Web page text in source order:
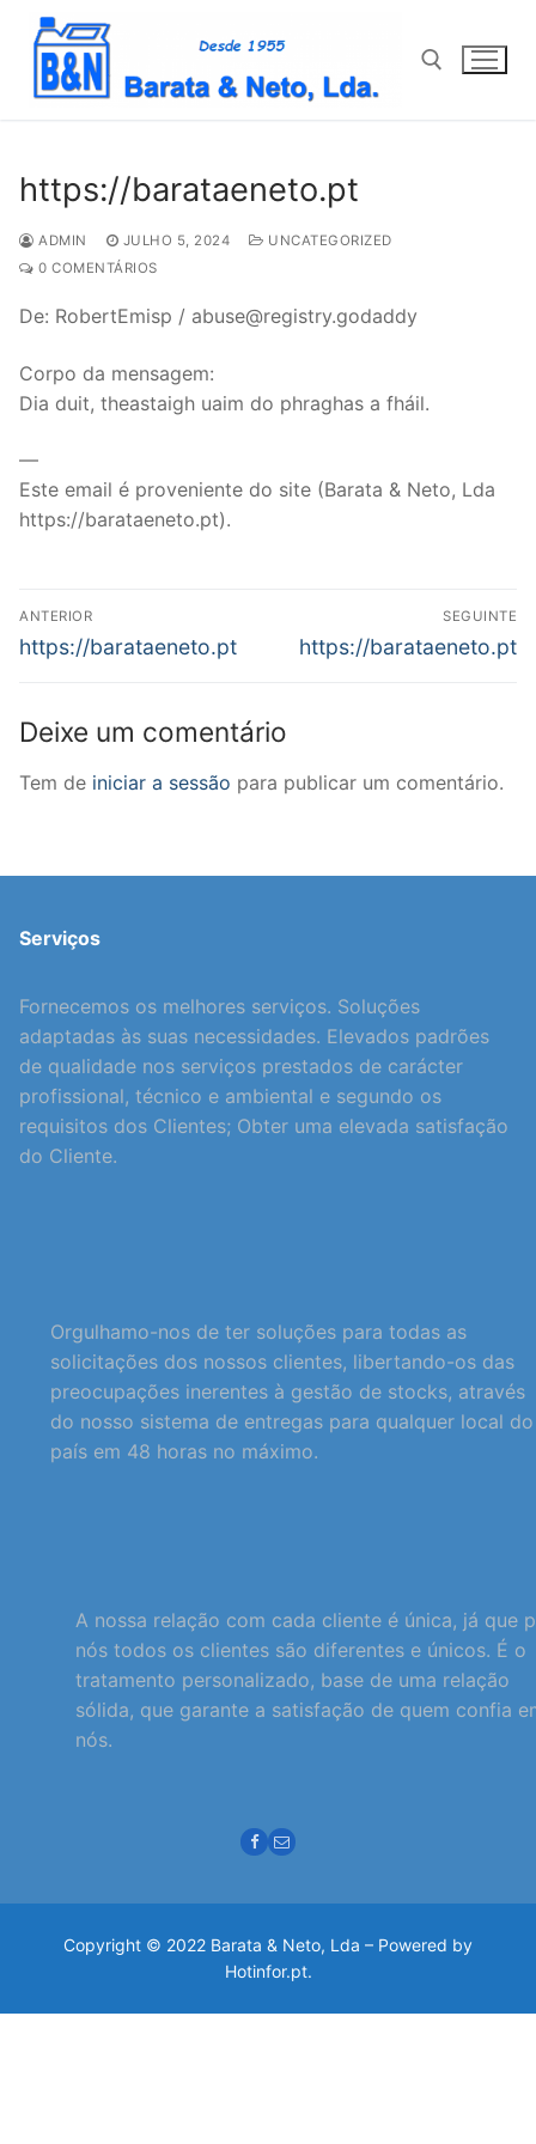
Saltar
para
conteúdo
https://barataeneto.pt
ADMIN JULHO 5, 2024
UNCATEGORIZED
0 COMENTÁRIOS
De: RobertEmisp / abuse@registry.godaddy
Corpo da mensagem:
Dia duit, theastaigh uaim do phraghas a fháil.
—
Este email é proveniente do site (Barata & Neto, Lda
https://barataeneto.pt).
Navegação
de
ANTERIOR
Previous
https://barataeneto.pt
SEGUINTE
Next
https://barataeneto.pt
Deixe um comentário
Tem de iniciar a sessão para publicar um comentário.
Serviços
Fornecemos os melhores serviços. Soluções
adaptadas às suas necessidades. Elevados padrões
de qualidade nos serviços prestados de carácter
profissional, técnico e ambiental e segundo os
requisitos dos Clientes; Obter uma elevada satisfação
do Cliente.
Orgulhamo-nos de ter soluções para todas as
solicitações dos nossos clientes, libertando-os das
preocupações inerentes à gestão de stocks, através
do nosso sistema de entregas para qualquer local do
país em 48 horas no máximo.
A nossa relação com cada cliente é única, já que
nós todos os clientes são diferentes e únicos. É o
tratamento personalizado, base de uma relação
sólida, que garante a satisfação de quem confia
nós.
Copyright © 2022 Barata & Neto, Lda – Powered by
Hotinfor.pt.